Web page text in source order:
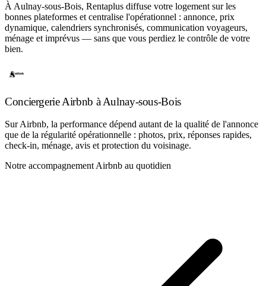
À Aulnay-sous-Bois, Rentaplus diffuse votre logement sur les
bonnes plateformes et centralise l'opérationnel : annonce, prix
dynamique, calendriers synchronisés, communication voyageurs,
ménage et imprévus — sans que vous perdiez le contrôle de votre
bien.
Conciergerie Airbnb à Aulnay-sous-Bois
Sur Airbnb, la performance dépend autant de la qualité de l'annonce
que de la régularité opérationnelle : photos, prix, réponses rapides,
check-in, ménage, avis et protection du voisinage.
Notre accompagnement Airbnb au quotidien